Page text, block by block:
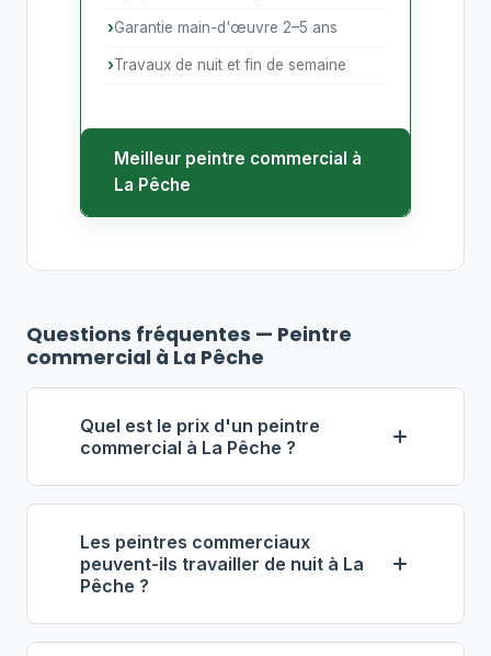
Garantie main-d'œuvre 2–5 ans
Travaux de nuit et fin de semaine
Meilleur peintre commercial à
La Pêche
Questions fréquentes — Peintre
commercial à La Pêche
Quel est le prix d'un peintre
commercial à La Pêche ?
À La Pêche, les entrepreneurs en
peinture commerciale facturent
généralement entre55 $ et 90 $ de
l'heurepar peintre. Pour un espace
commercial de 1 000 pi², prévoyez
entre 3 000 $ et 8 000 $ selon les
Les peintres commerciaux
peuvent-ils travailler de nuit à La
Pêche ?
Oui. La majorité des entrepreneurs en